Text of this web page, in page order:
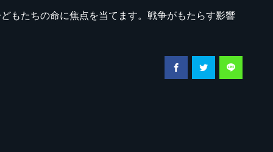
もたちの命に焦点を当てます。戦争がもたらす影響